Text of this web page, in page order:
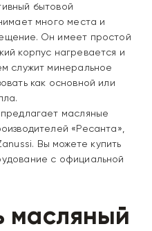
бытовой
много места и
Он имеет простой
корпус нагревается и
служит минеральное
как основной или
масляные
«Ресанта»,
Вы можете купить
с официальной
масляный